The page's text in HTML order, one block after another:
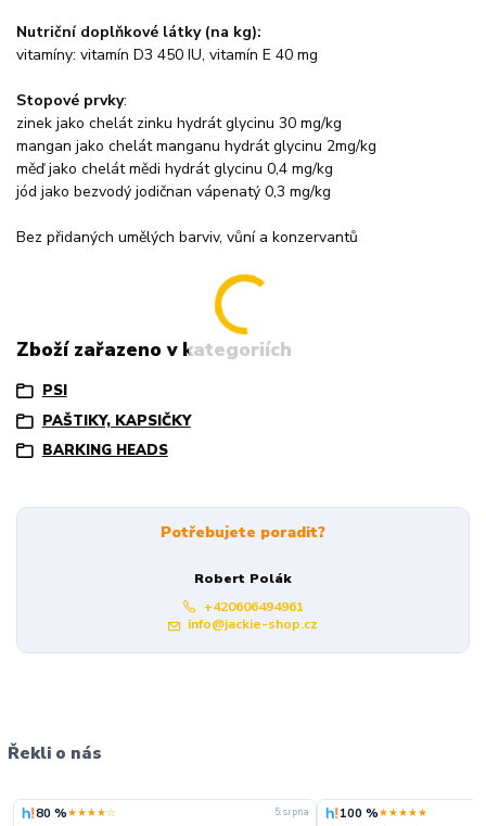
Nutriční doplňkové látky (na kg):
vitamíny: vitamín D3 450 IU, vitamín E 40 mg
Stopové prvky:
zinek jako chelát zinku hydrát glycinu 30 mg/kg
mangan jako chelát manganu hydrát glycinu 2mg/kg
měď jako chelát mědi hydrát glycinu 0,4 mg/kg
jód jako bezvodý jodičnan vápenatý 0,3 mg/kg
Bez přidaných umělých barviv, vůní a konzervantů
Zboží zařazeno v kategoriích
PSI
PAŠTIKY, KAPSIČKY
BARKING HEADS
Potřebujete poradit?
Robert Polák
+420606494961
info@jackie-shop.cz
Řekli o nás
80 %★★★★☆ 5. srpna 100 %★★★★★